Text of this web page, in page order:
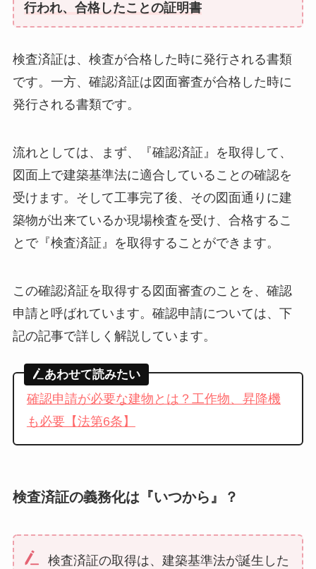
行われ、合格したことの証明書
検査済証は、検査が合格した時に発行される書類
です。一方、確認済証は図面審査が合格した時に
発行される書類です。
流れとしては、まず、『確認済証』を取得して、
図面上で建築基準法に適合していることの確認を
受けます。そして工事完了後、その図面通りに建
築物が出来ているか現場検査を受け、合格するこ
とで『検査済証』を取得することができます。
この確認済証を取得する図面審査のことを、確認
申請と呼ばれています。確認申請については、下
記の記事で詳しく解説しています。
あわせて読みたい
確認申請が必要な建物とは？工作物、昇降機
も必要【法第6条】
検査済証の義務化は『いつから』？
検査済証の取得は、建築基準法が誕生した